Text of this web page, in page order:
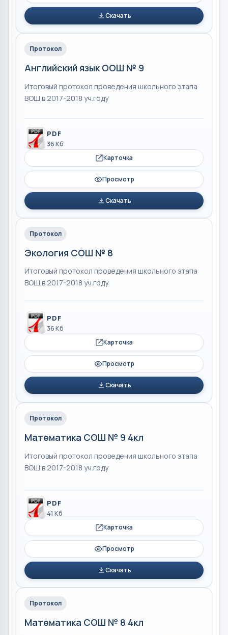
Скачать
Протокол
Английский язык ООШ № 9
Итоговый протокол проведения школьного этапа
ВОШ в 2017-2018 уч.году
PDF
36 Кб
Карточка
Просмотр
Скачать
Протокол
Экология СОШ № 8
Итоговый протокол проведения школьного этапа
ВОШ в 2017-2018 уч.году
PDF
36 Кб
Карточка
Просмотр
Скачать
Протокол
Математика СОШ № 9 4кл
Итоговый протокол проведения школьного этапа
ВОШ в 2017-2018 уч.году
PDF
41 Кб
Карточка
Просмотр
Скачать
Протокол
Математика СОШ № 8 4кл